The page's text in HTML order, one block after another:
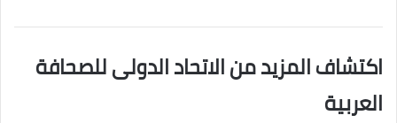
اكتشاف المزيد من الاتحاد الدولى للصحافة
العربية